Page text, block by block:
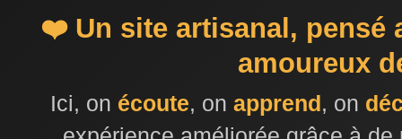
❤️ Un site artisanal, pensé
amoureux
Ici, on écoute, on apprend , on